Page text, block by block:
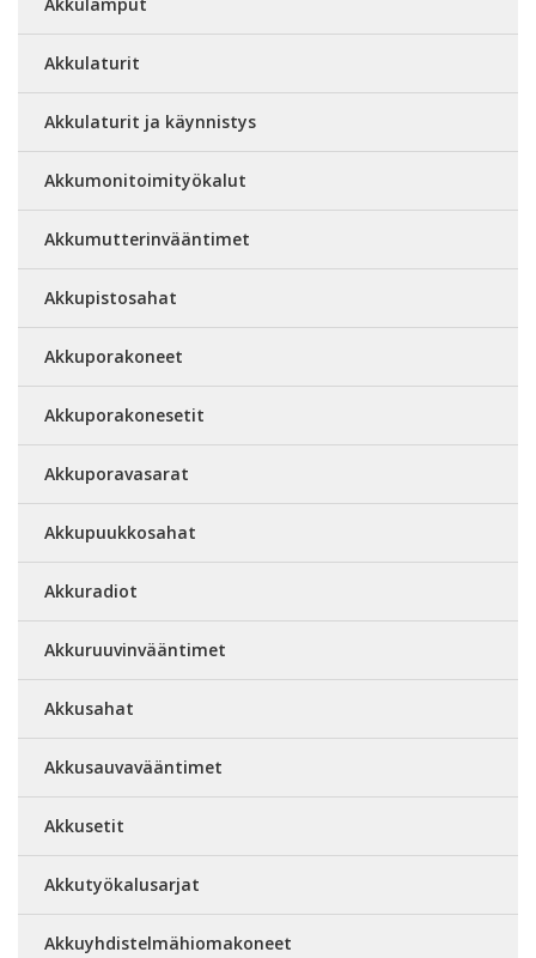
Akkulaturit
Akkulaturit ja käynnistys
Akkumonitoimityökalut
Akkumutterinvääntimet
Akkupistosahat
Akkuporakoneet
Akkuporakonesetit
Akkuporavasarat
Akkupuukkosahat
Akkuradiot
Akkuruuvinvääntimet
Akkusahat
Akkusauvavääntimet
Akkusetit
Akkutyökalusarjat
Akkuyhdistelmähiomakoneet